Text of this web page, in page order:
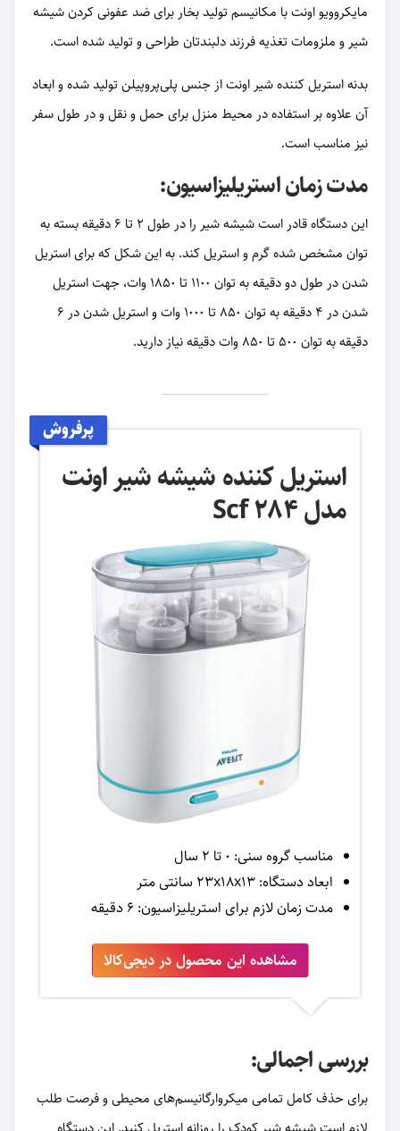
مایکروویو اونت با مکانیسم تولید بخار برای ضد عفونی کردن شیشه
شیر و ملزومات تغذیه فرزند دلبندتان طراحی و تولید شده است.
بدنه استریل کننده شیر اونت از جنس پلی‌پروپیلن تولید شده و ابعاد
آن علاوه بر استفاده در محیط منزل برای حمل و نقل و در طول سفر
نیز مناسب است.
مدت زمان استریلیزاسیون:
این دستگاه قادر است شیشه شیر را در طول 2 تا 6 دقیقه بسته به
توان مشخص شده گرم و استریل کند. به این شکل که برای استریل
شدن در طول دو دقیقه به توان 1100 تا 1850 وات، جهت استریل
شدن در 4 دقیقه به توان 850 تا 1000 وات و استریل شدن در 6
دقیقه به توان 500 تا 850 وات دقیقه نیاز دارید.
پرفروش
استریل کننده شیشه شیر اونت
مدل Scf 284
مناسب گروه سنی: 0 تا 2 سال
ابعاد دستگاه: 23x18x13 سانتی متر
مدت زمان لازم برای استریلیزاسیون: 6 دقیقه
مشاهده این محصول در دیجی‌کالا
بررسی اجمالی:
برای حذف کامل تمامی میکروارگانیسم‌های محیطی و فرصت طلب